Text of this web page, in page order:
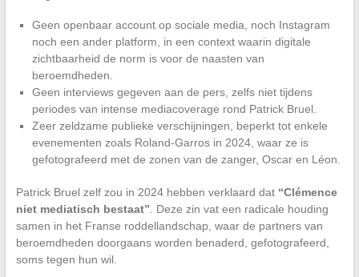
Geen openbaar account op sociale media, noch Instagram
noch een ander platform, in een context waarin digitale
zichtbaarheid de norm is voor de naasten van
beroemdheden.
Geen interviews gegeven aan de pers, zelfs niet tijdens
periodes van intense mediacoverage rond Patrick Bruel.
Zeer zeldzame publieke verschijningen, beperkt tot enkele
evenementen zoals Roland-Garros in 2024, waar ze is
gefotografeerd met de zonen van de zanger, Oscar en Léon.
Patrick Bruel zelf zou in 2024 hebben verklaard dat “Clémence
niet mediatisch bestaat” . Deze zin vat een radicale houding
samen in het Franse roddellandschap, waar de partners van
beroemdheden doorgaans worden benaderd, gefotografeerd,
soms tegen hun wil.